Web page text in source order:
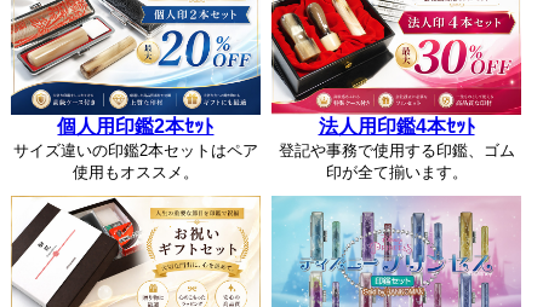
個人用印鑑2本ｾｯﾄ
サイズ違いの印鑑2本セットはペア
使用もオススメ。
法人用印鑑4本ｾｯﾄ
登記や事務で使用する印鑑、ゴム
印が全て揃います。